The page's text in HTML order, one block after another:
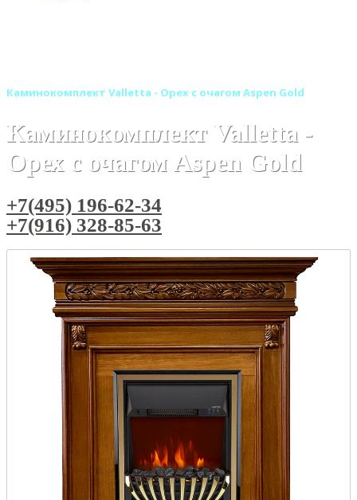
Каминокомплект Valletta - Орех с очагом Aspen Gold
Каминокомплект Valletta -
Орех с очагом Aspen Gold
+7(495) 196-62-34
+7(916) 328-85-63